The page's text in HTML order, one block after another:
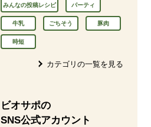
みんなの投稿レシピ パーティ
牛乳 ごちそう 豚肉
時短
カテゴリの一覧を見る
ビオサポの
SNS公式アカウント